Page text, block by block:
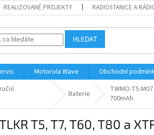
REALIZOVANÉ PROJEKTY RADIOSTANICE A
HLEDAT
Motorola Wave Obchodní
Baterie
TWMO-T5-
700mAh
T5, T7, T60, T80 a